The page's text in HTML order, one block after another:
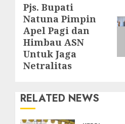
Next
post:
Pjs. Bupati
Natuna Pimpin
Apel Pagi dan
Himbau ASN
Untuk Jaga
Netralitas
RELATED NEWS